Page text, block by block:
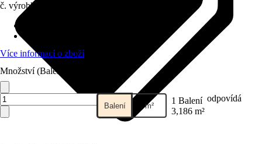
č. výrobku
Více informací o zboží
Množství (Balení)
Balení m² 1 Balení odpovídá
3,186 m²